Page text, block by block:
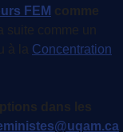
FEM comme
comme un
à la Concentration
dans les